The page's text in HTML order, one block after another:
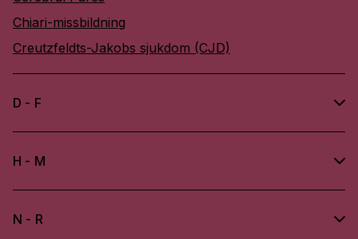
Chiari-missbildning
Creutzfeldts-Jakobs sjukdom (CJD)
D - F
H - M
N - R